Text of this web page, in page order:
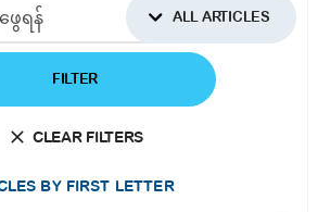
ALL ARTICLES
FILTER
CLEAR FILTERS
BY FIRST LETTER